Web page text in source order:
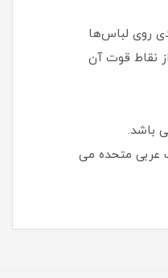
روی لباس‌ها
نقاط قوت آن
عربی متحده می